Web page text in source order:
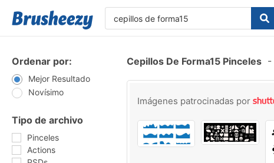
Ordenar por:
Mejor Resultado
Novísimo
Tipo de archivo
Pinceles
Actions
Cepillos De Forma15 Pinceles -
Imágenes patrocinadas por